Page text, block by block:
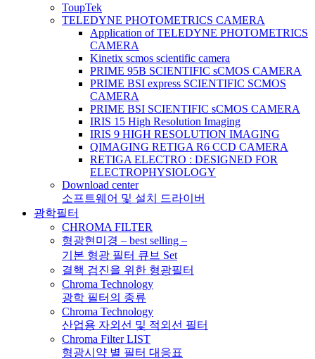
ToupTek
TELEDYNE PHOTOMETRICS CAMERA
Application of TELEDYNE PHOTOMETRICS
CAMERA
Kinetix scmos scientific camera
PRIME 95B SCIENTIFIC sCMOS CAMERA
PRIME BSI express SCIENTIFIC SCMOS
CAMERA
PRIME BSI SCIENTIFIC sCMOS CAMERA
IRIS 15 High Resolution Imaging
IRIS 9 HIGH RESOLUTION IMAGING
QIMAGING RETIGA R6 CCD CAMERA
RETIGA ELECTRO : DESIGNED FOR
ELECTROPHYSIOLOGY
Download center
소프트웨어 및 설치 드라이버
광학필터
CHROMA FILTER
형광현미경 – best selling –
기본 형광 필터 큐브 Set
결핵 검진을 위한 형광필터
Chroma Technology
광학 필터의 종류
Chroma Technology
산업용 자외선 및 적외선 필터
Chroma Filter LIST
형광시약 별 필터 대응표